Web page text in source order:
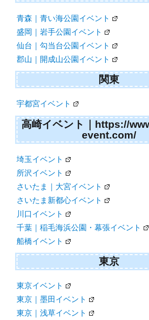
青森｜青い海公園イベント
盛岡｜岩手公園イベント
仙台｜勾当台公園イベント
郡山｜開成山公園イベント
関東
宇都宮イベント
高崎イベント｜https://
event.com/
埼玉イベント
所沢イベント
さいたま｜大宮イベント
さいたま新都心イベント
川口イベント
千葉｜稲毛海浜公園・幕張イベント
船橋イベント
東京
東京イベント
東京｜墨田イベント
東京｜浅草イベント